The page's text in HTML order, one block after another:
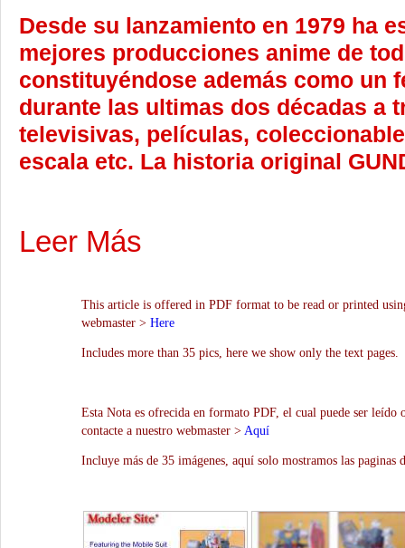
Desde su lanzamiento en 1979 ha
mejores producciones anime de
constituyéndose además como un
durante las ultimas dos décadas a
televisivas, películas,
escala etc. La historia original
Leer Más
This article is offered in PDF format to be read or printed
webmaster > Here
Includes more than 35 pics, here we show only the text pages.
Esta Nota es ofrecida en formato PDF, el cual puede ser leído
contacte a nuestro webmaster > Aquí
Incluye más de 35 imágenes, aquí solo mostramos las paginas